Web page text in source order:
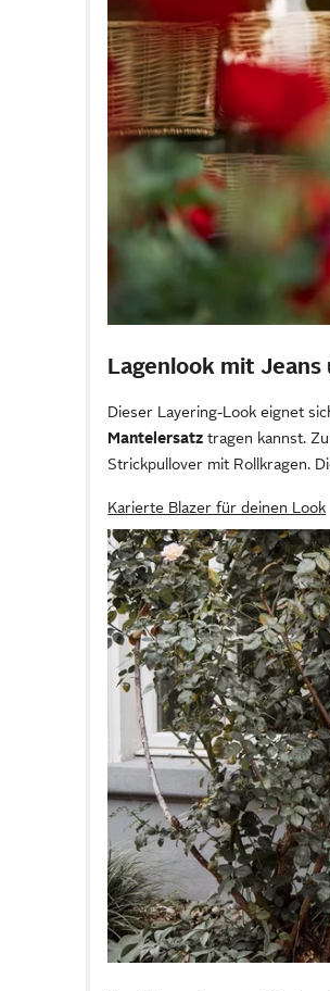
Lagenlook mit Jeans
Dieser Layering-Look eignet
Mantelersatz tragen kannst.
Strickpullover mit Rollkragen.
Karierte Blazer für deinen Look